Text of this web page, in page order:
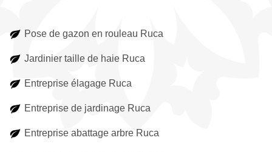
Pose de gazon en rouleau Ruca
Jardinier taille de haie Ruca
Entreprise élagage Ruca
Entreprise de jardinage Ruca
Entreprise abattage arbre Ruca